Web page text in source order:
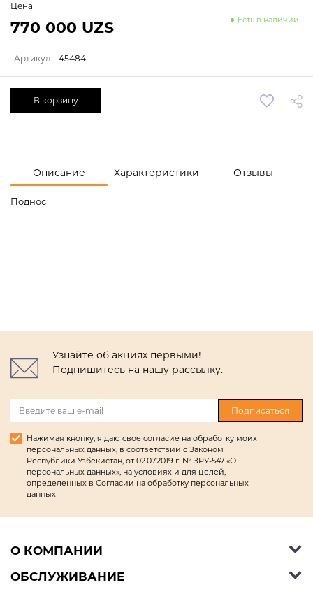
Описание Характеристики Отзывы
Поднос
Цена
Есть в наличии
770 000 UZS
Артикул: 45484
В корзину
Узнайте об акциях первыми!
Подпишитесь на нашу рассылку.
Подписаться
Нажимая кнопку, я даю свое согласие на обработку моих
персональных данных, в соответствии с Законом
Республики Узбекистан, от 02.07.2019 г. № ЗРУ-547 «О
персональных данных», на условиях и для целей,
определенных в Согласии на обработку персональных
данных
О КОМПАНИИ
Об Ashley Furniture HomeStore
ОБСЛУЖИВАНИЕ